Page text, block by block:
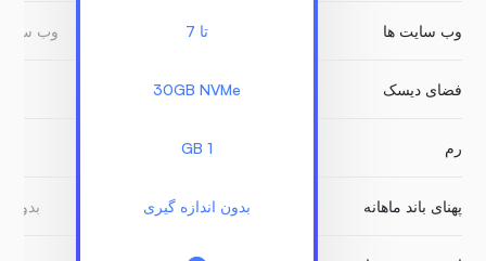
وب سایت ها
فضای دیسک
رم
پهنای باند ماهانه
تا 7
30GB NVMe
1 GB
بدون اندازه گیری
وب سایت
بدون